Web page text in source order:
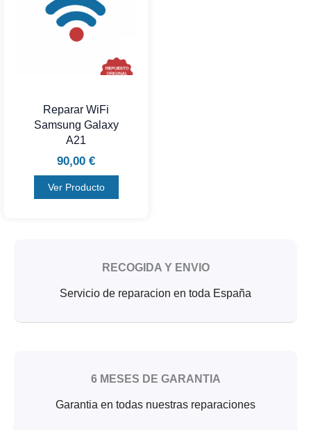
Reparar WiFi
Samsung Galaxy
A21
90,00 €
Ver Producto
RECOGIDA Y ENVIO
Servicio de reparacion en toda España
6 MESES DE GARANTIA
Garantia en todas nuestras reparaciones